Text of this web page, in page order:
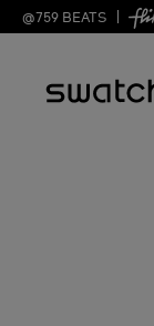
@ 759 BEATS